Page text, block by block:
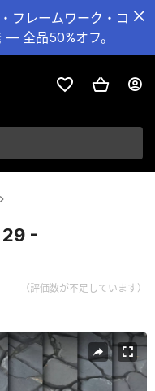
フレームワーク・コ
— 全品50%オフ。
-
（評価数が不足しています）